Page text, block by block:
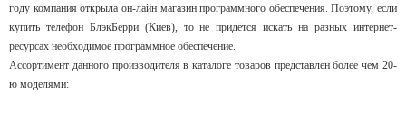
году компания открыла он-лайн магазин программного обеспечения. Поэтому, если
купить телефон БлэкБерри (Киев), то не придётся искать на разных интернет-
ресурсах необходимое программное обеспечение.
Ассортимент данного производителя в каталоге товаров представлен более чем 20-
ю моделями: